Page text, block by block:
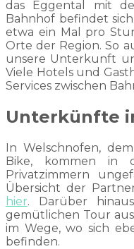
das Eggental mit
Bahnhof befindet
etwa ein Mal pro
Orte der Region. So
unsere Unterkunft
Viele Hotels und
Services zwischen
Unterkünfte
In Welschnofen,
Bike, kommen in
Privatzimmern
Übersicht der
hier. Darüber
gemütlichen Tour
im Wege, wo sich
befinden.